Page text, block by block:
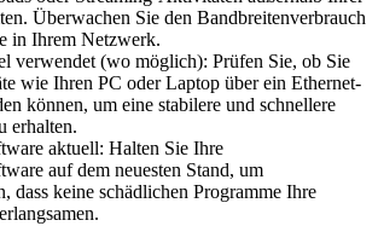
Überwachen Sie den Bandbreitenverbrauch
in Ihrem Netzwerk.
verwendet (wo möglich): Prüfen Sie, ob Sie
wie Ihren PC oder Laptop über ein Ethernet-
können, um eine stabilere und schnellere
erhalten.
aktuell: Halten Sie Ihre
auf dem neuesten Stand, um
dass keine schädlichen Programme Ihre